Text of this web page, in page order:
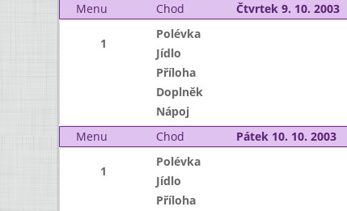
Menu
Chod Čtvrtek 9. 10. 2003
1
Polévka
Jídlo
Příloha
Doplněk
Nápoj
Menu
Chod Pátek 10. 10. 2003
1
Polévka
Jídlo
Příloha